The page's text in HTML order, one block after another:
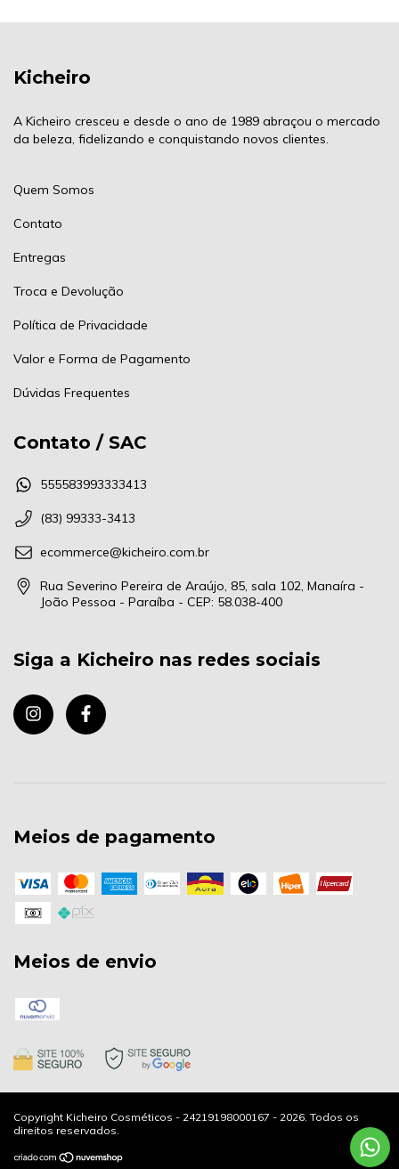
Kicheiro
A Kicheiro cresceu e desde o ano de 1989 abraçou o mercado
da beleza, fidelizando e conquistando novos clientes.
Quem Somos
Contato
Entregas
Troca e Devolução
Política de Privacidade
Valor e Forma de Pagamento
Dúvidas Frequentes
Contato / SAC
555583993333413
(83) 99333-3413
ecommerce@kicheiro.com.br
Rua Severino Pereira de Araújo, 85, sala 102, Manaíra -
João Pessoa - Paraíba - CEP: 58.038-400
Siga a Kicheiro nas redes sociais
Meios de pagamento
Meios de envio
Copyright Kicheiro Cosméticos - 24219198000167 - 2026. Todos os
direitos reservados.